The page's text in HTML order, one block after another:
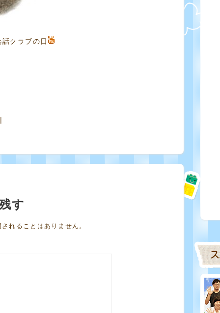
クラブの日
す
れることはありません。